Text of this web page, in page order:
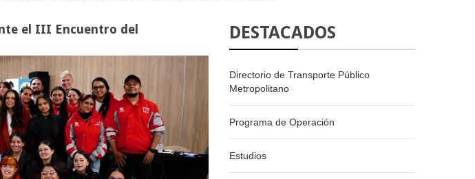
el III Encuentro del
DESTACADOS
Directorio de Transporte Público
Metropolitano
Programa de Operación
Estudios